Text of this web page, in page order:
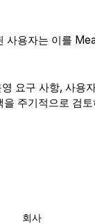
사용자는 이를
요구 사항, 사용
주기적으로 검
회사